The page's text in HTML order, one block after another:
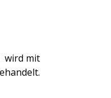
wird mit